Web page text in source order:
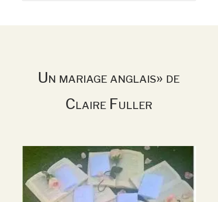
Un mariage anglais» de
Claire Fuller